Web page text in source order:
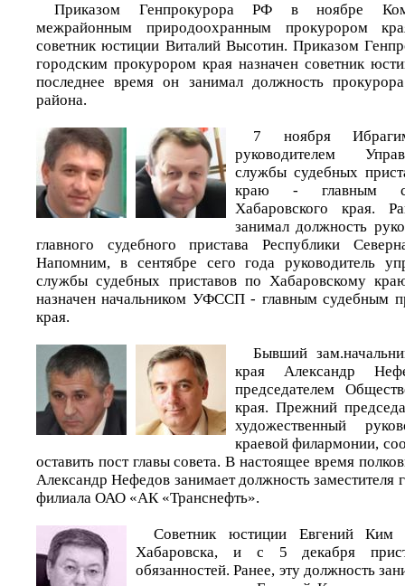
Приказом Генпрокурора РФ в ноябре
межрайонным природоохранным прокурором
советник юстиции Виталий Высотин. Приказом
городским прокурором края назначен советник
последнее время он занимал должность
района.
7 ноября
руководителем
службы судебных
краю - главным
Хабаровского края.
занимал должность
главного судебного пристава Республики
Напомним, в сентябре сего года руководитель
службы судебных приставов по Хабаровскому
назначен начальником УФССП - главным судебным
края.
Бывший
края Александр
председателем
края. Прежний
художественный
краевой филармонии,
оставить пост главы совета. В настоящее время
Александр Нефедов занимает должность заместителя
филиала ОАО «АК «Транснефть».
Советник юстиции Евгений Ким
Хабаровска, и с 5 декабря
обязанностей. Ранее, эту должность